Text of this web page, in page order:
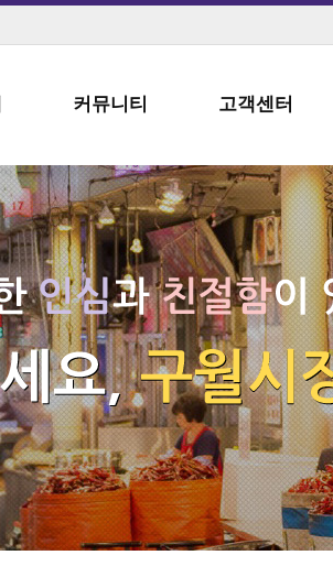
커뮤니티 고객센터